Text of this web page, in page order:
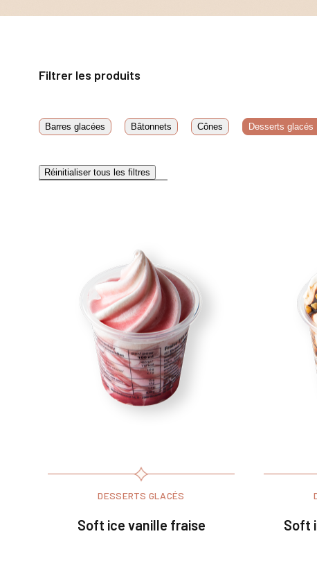
Filtrer les produits
Barres glacées Bâtonnets Cônes Desserts glacés
Réinitialiser tous les filtres
DESSERTS GLACÉS
Soft ice vanille fraise Soft